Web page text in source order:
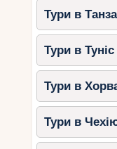
Тури в
Тури в Туніс
Тури в
Тури в